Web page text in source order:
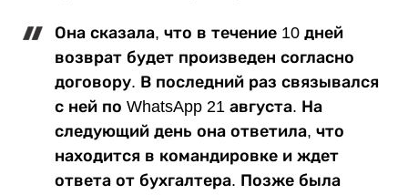
Она сказала, что в течение 10 дней
возврат будет произведен согласно
договору. В последний раз связывался
с ней по WhatsApp 21 августа. На
следующий день она ответила, что
находится в командировке и ждет
ответа от бухгалтера. Позже была